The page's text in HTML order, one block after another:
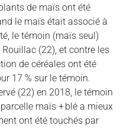
de maïs ont été
le maïs était associé à
le témoin (maïs seul)
Rouillac (22), et contre les
de céréales ont été
17 % sur le témoin.
(22) en 2018, le témoin
maïs + blé a mieux
ont été touchés par